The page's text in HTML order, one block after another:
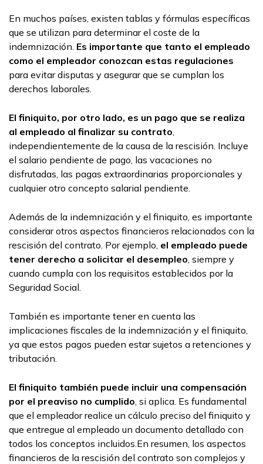
En muchos países, existen tablas y fórmulas específicas
que se utilizan para determinar el coste de la
indemnización. Es importante que tanto el empleado
como el empleador conozcan estas regulaciones
para evitar disputas y asegurar que se cumplan los
derechos laborales.
El finiquito, por otro lado, es un pago que se realiza
al empleado al finalizar su contrato,
independientemente de la causa de la rescisión. Incluye
el salario pendiente de pago, las vacaciones no
disfrutadas, las pagas extraordinarias proporcionales y
cualquier otro concepto salarial pendiente.
Además de la indemnización y el finiquito, es importante
considerar otros aspectos financieros relacionados con la
rescisión del contrato. Por ejemplo, el empleado puede
tener derecho a solicitar el desempleo, siempre y
cuando cumpla con los requisitos establecidos por la
Seguridad Social.
También es importante tener en cuenta las
implicaciones fiscales de la indemnización y el finiquito,
ya que estos pagos pueden estar sujetos a retenciones y
tributación.
El finiquito también puede incluir una compensación
por el preaviso no cumplido, si aplica. Es fundamental
que el empleador realice un cálculo preciso del finiquito y
que entregue al empleado un documento detallado con
todos los conceptos incluidos.En resumen, los aspectos
financieros de la rescisión del contrato son complejos y